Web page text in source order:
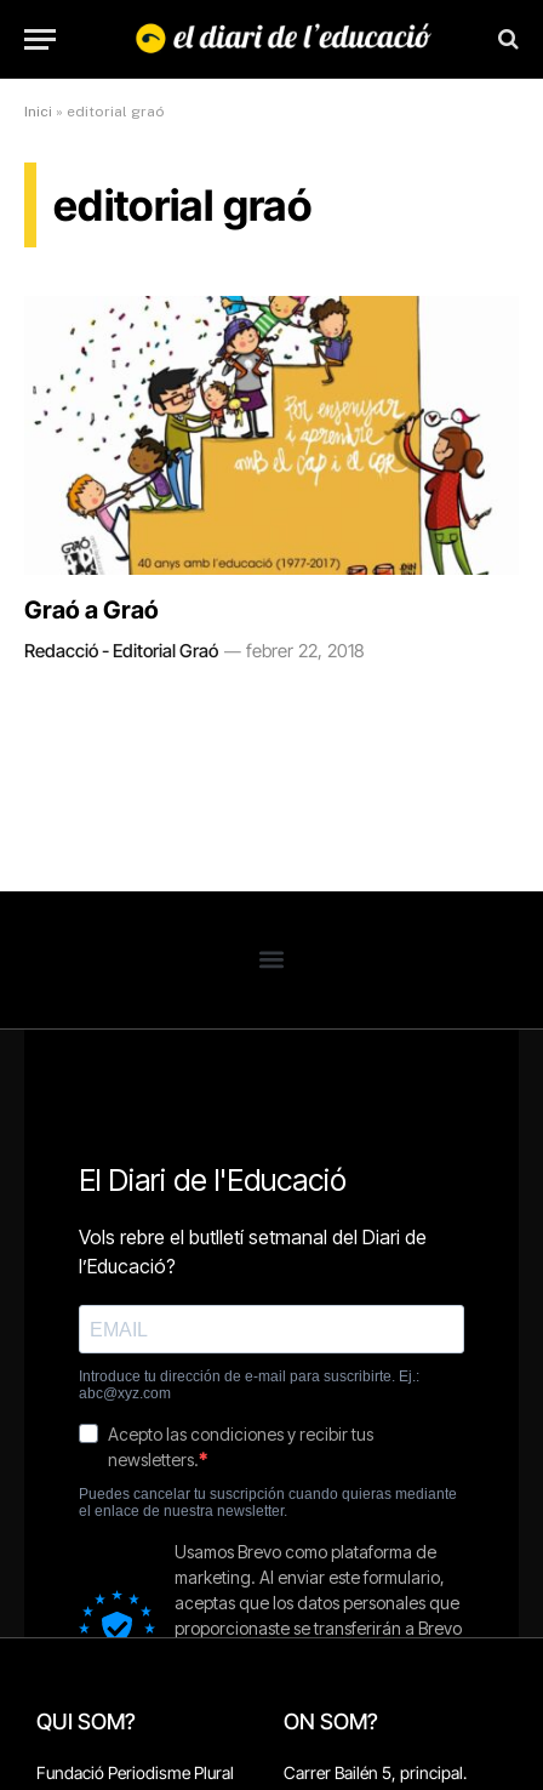
Inici » editorial graó
editorial graó
Graó a Graó
Redacció - Editorial Graó febrer 22, 2018
QUI SOM?
Fundació Periodisme Plural
ON SOM?
Carrer Bailén 5, principal.